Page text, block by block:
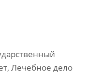
Лечебное дело